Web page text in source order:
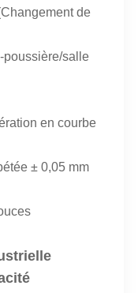
de
poussière/salle
en courbe
± 0,05 mm